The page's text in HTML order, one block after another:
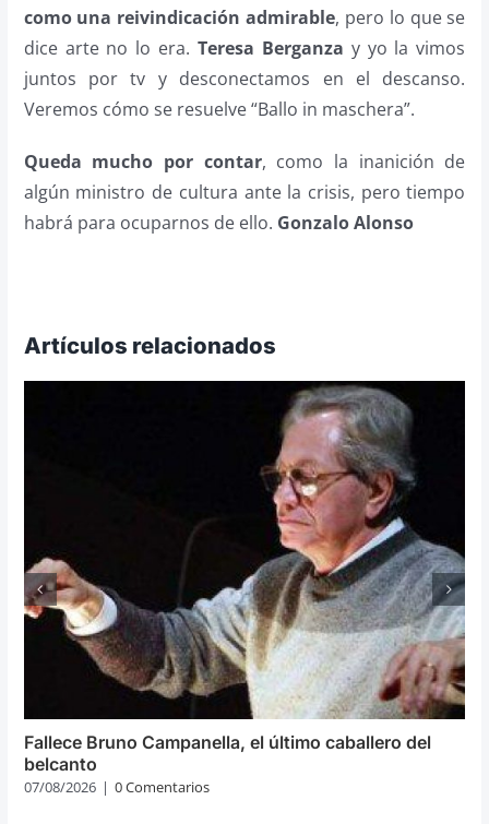
como una reivindicación admirable, pero lo que se
dice arte no lo era. Teresa Berganza y yo la vimos
juntos por tv y desconectamos en el descanso.
Veremos cómo se resuelve “Ballo in maschera”.
Queda mucho por contar, como la inanición de
algún ministro de cultura ante la crisis, pero tiempo
habrá para ocuparnos de ello. Gonzalo Alonso
Artículos relacionados
Fallece Bruno Campanella, el último caballero del
belcanto
07/08/2026 | 0 Comentarios